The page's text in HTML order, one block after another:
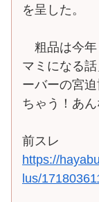
を呈した。
粗品は今年
マミになる
ーバーの宮
ちゃう！あ
前スレ
https://
lus/